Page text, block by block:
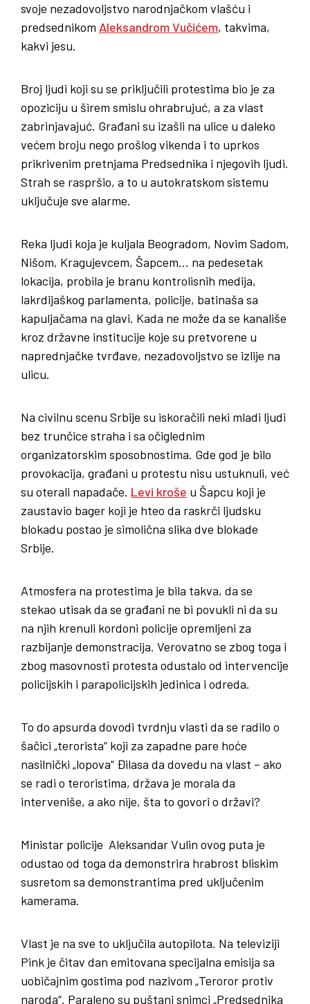
svoje nezadovoljstvo narodnjačkom vlašću i
predsednikom Aleksandrom Vučićem, takvima,
kakvi jesu.
Broj ljudi koji su se priključili protestima bio je za
opoziciju u širem smislu ohrabrujuć, a za vlast
zabrinjavajuć. Građani su izašli na ulice u daleko
većem broju nego prošlog vikenda i to uprkos
prikrivenim pretnjama Predsednika i njegovih ljudi.
Strah se raspršio, a to u autokratskom sistemu
uključuje sve alarme.
Reka ljudi koja je kuljala Beogradom, Novim Sadom,
Nišom, Kragujevcem, Šapcem… na pedesetak
lokacija, probila je branu kontrolisnih medija,
lakrdijaškog parlamenta, policije, batinaša sa
kapuljačama na glavi. Kada ne može da se kanališe
kroz državne institucije koje su pretvorene u
naprednjačke tvrđave, nezadovoljstvo se izlije na
ulicu.
Na civilnu scenu Srbije su iskoračili neki mladi ljudi
bez trunčice straha i sa očiglednim
organizatorskim sposobnostima. Gde god je bilo
provokacija, građani u protestu nisu ustuknuli, već
su oterali napadače. Levi kroše u Šapcu koji je
zaustavio bager koji je hteo da raskrči ljudsku
blokadu postao je simolična slika dve blokade
Srbije.
Atmosfera na protestima je bila takva, da se
stekao utisak da se građani ne bi povukli ni da su
na njih krenuli kordoni policije opremljeni za
razbijanje demonstracija. Verovatno se zbog toga i
zbog masovnosti protesta odustalo od intervencije
policijskih i parapolicijskih jedinica i odreda.
To do apsurda dovodi tvrdnju vlasti da se radilo o
šačici „terorista“ koji za zapadne pare hoće
nasilnički „lopova“ Đilasa da dovedu na vlast – ako
se radi o teroristima, država je morala da
interveniše, a ako nije, šta to govori o državi?
Ministar policije Aleksandar Vulin ovog puta je
odustao od toga da demonstrira hrabrost bliskim
susretom sa demonstrantima pred uključenim
kamerama.
Vlast je na sve to uključila autopilota. Na televiziji
Pink je čitav dan emitovana specijalna emisija sa
uobičajnim gostima pod nazivom „Teroror protiv
naroda“. Paraleno su puštani snimci „Predsednika